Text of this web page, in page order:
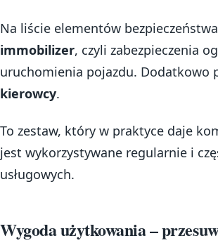
Na liście elementów
immobilizer, czyli zabezpieczenia
uruchomienia pojazdu. Dodatkowo
kierowcy.
To zestaw, który w praktyce daje
jest wykorzystywane regularnie i
usługowych.
Wygoda użytkowania –